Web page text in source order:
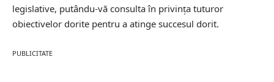
legislative, putându-vă consulta în privinţa tuturor
obiectivelor dorite pentru a atinge succesul dorit.
PUBLICITATE